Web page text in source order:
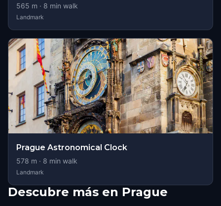
565 m · 8 min walk
Landmark
Prague Astronomical Clock
578 m · 8 min walk
Landmark
Descubre más en Prague